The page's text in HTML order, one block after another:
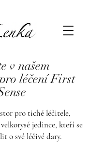
v našem
léčení First
pro tiché léčitele,
jedince, kteří se
o své léčivé dary.